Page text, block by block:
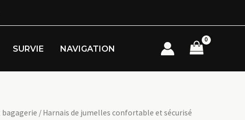
SURVIE NAVIGATION
bagagerie / Harnais de jumelles confortable et sécurisé